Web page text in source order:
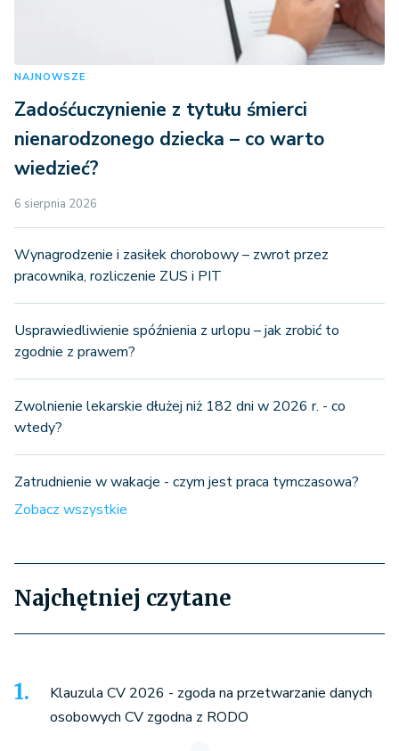
NAJNOWSZE
Zadośćuczynienie z tytułu śmierci
nienarodzonego dziecka – co warto
wiedzieć?
6 sierpnia 2026
Wynagrodzenie i zasiłek chorobowy – zwrot przez
pracownika, rozliczenie ZUS i PIT
Usprawiedliwienie spóźnienia z urlopu – jak zrobić to
zgodnie z prawem?
Zwolnienie lekarskie dłużej niż 182 dni w 2026 r. - co
wtedy?
Zatrudnienie w wakacje - czym jest praca tymczasowa?
Zobacz wszystkie
Najchętniej czytane
Klauzula CV 2026 - zgoda na przetwarzanie danych
osobowych CV zgodna z RODO